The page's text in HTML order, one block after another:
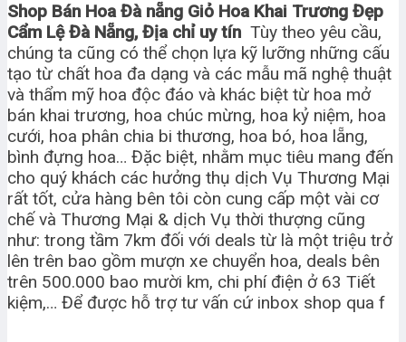
Shop Bán Hoa Đà nẵng Giỏ Hoa Khai Trương Đẹp
Cẩm Lệ Đà Nẵng, Địa chỉ uy tín Tùy theo yêu cầu,
chúng ta cũng có thể chọn lựa kỹ lưỡng những cấu
tạo từ chất hoa đa dạng và các mẫu mã nghệ thuật
và thẩm mỹ hoa độc đáo và khác biệt từ hoa mở
bán khai trương, hoa chúc mừng, hoa kỷ niệm, hoa
cưới, hoa phân chia bi thương, hoa bó, hoa lẵng,
bình đựng hoa… Đặc biệt, nhằm mục tiêu mang đến
cho quý khách các hưởng thụ dịch Vụ Thương Mại
rất tốt, cửa hàng bên tôi còn cung cấp một vài cơ
chế và Thương Mại & dịch Vụ thời thượng cũng
như: trong tầm 7km đối với deals từ là một triệu trở
lên trên bao gồm mượn xe chuyển hoa, deals bên
trên 500.000 bao mười km, chi phí điện ở 63 Tiết
kiệm,… Để được hỗ trợ tư vấn cứ inbox shop qua f